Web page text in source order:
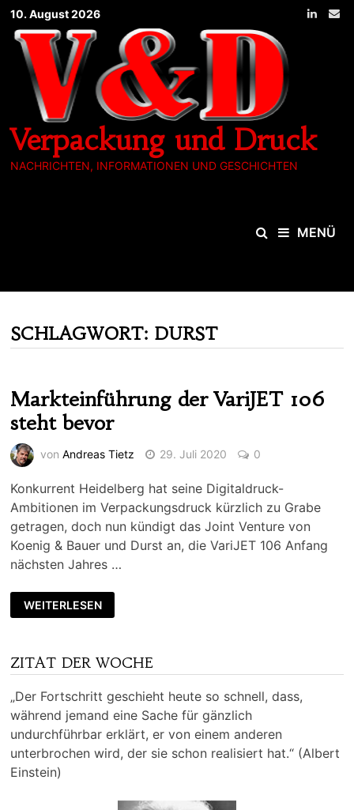
Zum
Inhalt
springen
10. August 2026
Verpackung und Druck
NACHRICHTEN, INFORMATIONEN UND GESCHICHTEN
MENÜ
SCHLAGWORT: DURST
Markteinführung der VariJET 106
steht bevor
von Andreas Tietz 29. Juli 2020 0
Konkurrent Heidelberg hat seine Digitaldruck-
Ambitionen im Verpackungsdruck kürzlich zu Grabe
getragen, doch nun kündigt das Joint Venture von
Koenig & Bauer und Durst an, die VariJET 106 Anfang
nächsten Jahres …
WEITERLESEN
ZITAT DER WOCHE
„Der Fortschritt geschieht heute so schnell, dass,
während jemand eine Sache für gänzlich
undurchführbar erklärt, er von einem anderen
unterbrochen wird, der sie schon realisiert hat.“ (Albert
Einstein)